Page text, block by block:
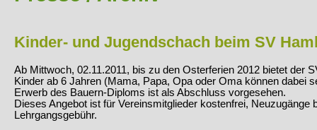
Kinder- und Jugendschach beim SV
Ab Mittwoch, 02.11.2011, bis zu den Osterferien 2012 bietet der
Kinder ab 6 Jahren (Mama, Papa, Opa oder Oma können dabei
Erwerb des Bauern-Diploms ist als Abschluss vorgesehen.
Dieses Angebot ist für Vereinsmitglieder kostenfrei, Neuzugänge
Lehrgangsgebühr.